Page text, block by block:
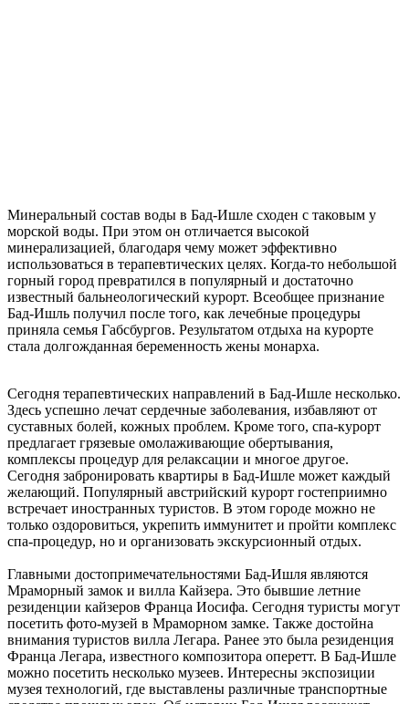
Минеральный состав воды в Бад-Ишле сходен с таковым у
морской воды. При этом он отличается высокой
минерализацией, благодаря чему может эффективно
использоваться в терапевтических целях. Когда-то небольшой
горный город превратился в популярный и достаточно
известный бальнеологический курорт. Всеобщее признание
Бад-Ишль получил после того, как лечебные процедуры
приняла семья Габсбургов. Результатом отдыха на курорте
стала долгожданная беременность жены монарха.
Сегодня терапевтических направлений в Бад-Ишле несколько.
Здесь успешно лечат сердечные заболевания, избавляют от
суставных болей, кожных проблем. Кроме того, спа-курорт
предлагает грязевые омолаживающие обертывания,
комплексы процедур для релаксации и многое другое.
Сегодня забронировать квартиры в Бад-Ишле может каждый
желающий. Популярный австрийский курорт гостеприимно
встречает иностранных туристов. В этом городе можно не
только оздоровиться, укрепить иммунитет и пройти комплекс
спа-процедур, но и организовать экскурсионный отдых.
Главными достопримечательностями Бад-Ишля являются
Мраморный замок и вилла Кайзера. Это бывшие летние
резиденции кайзеров Франца Иосифа. Сегодня туристы могут
посетить фото-музей в Мраморном замке. Также достойна
внимания туристов вилла Легара. Ранее это была резиденция
Франца Легара, известного композитора оперетт. В Бад-Ишле
можно посетить несколько музеев. Интересны экспозиции
музея технологий, где выставлены различные транспортные